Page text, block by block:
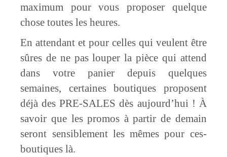
maximum pour vous proposer quelque
chose toutes les heures.
En attendant et pour celles qui veulent être
sûres de ne pas louper la pièce qui attend
dans votre panier depuis quelques
semaines, certaines boutiques proposent
déjà des PRE-SALES dès aujourd’hui ! À
savoir que les promos à partir de demain
seront sensiblement les mêmes pour ces-
boutiques là.